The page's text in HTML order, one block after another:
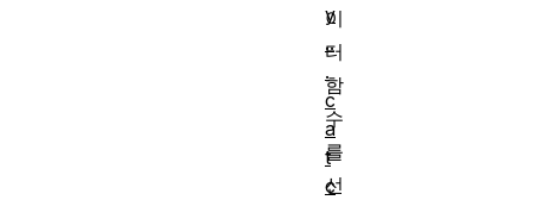
이
터
함
수
를
선
y
..
.
c
a
t
c